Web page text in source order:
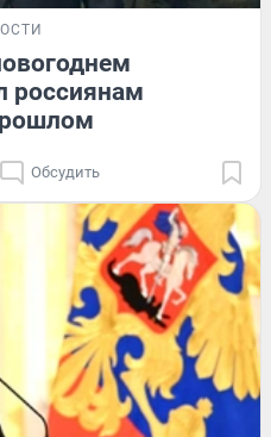
россиянам
Обсудить